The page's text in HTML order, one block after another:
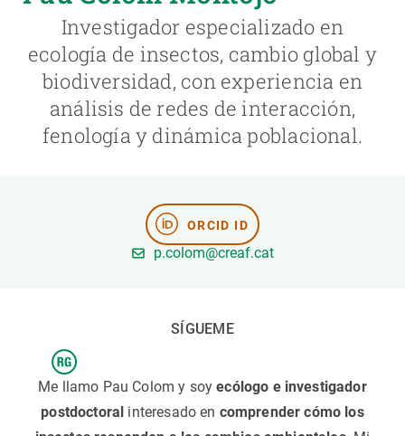
Investigador especializado en
ecología de insectos, cambio global y
biodiversidad, con experiencia en
análisis de redes de interacción,
fenología y dinámica poblacional.
ORCID ID
p.colom@creaf.cat
SÍGUEME
Me llamo Pau Colom y soyecólogo e investigador
postdoctoral interesado en comprender cómo los
NOTICIAS Y AGENDA